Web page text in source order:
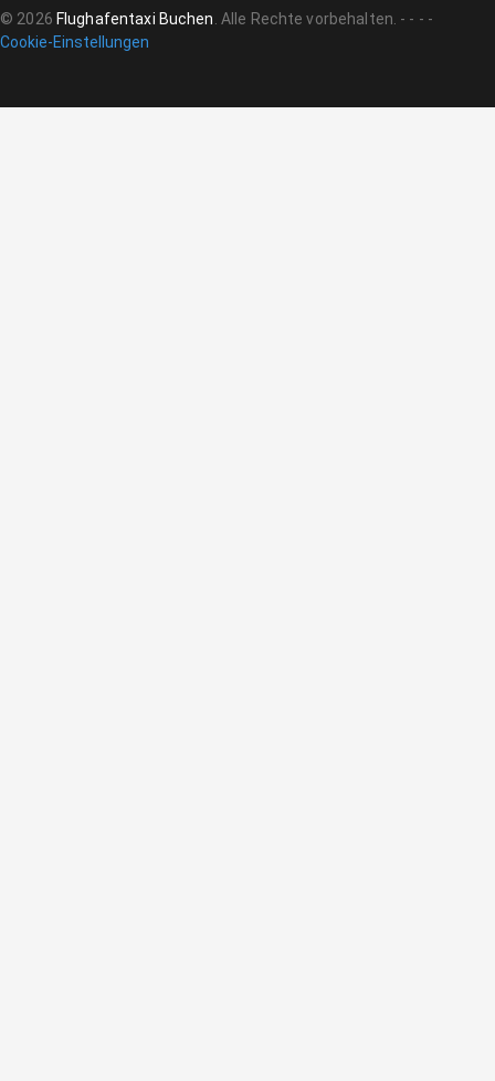
© 2026 Flughafentaxi Buchen. Alle Rechte vorbehalten. - - - -
Cookie-Einstellungen